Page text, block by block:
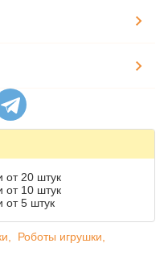
от 20 штук
от 10 штук
от 5 штук
Роботы игрушки,